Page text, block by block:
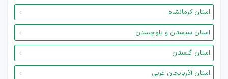
استان کرمانشاه
استان سیستان و بلوچستان
استان گلستان
استان آذربایجان غربی